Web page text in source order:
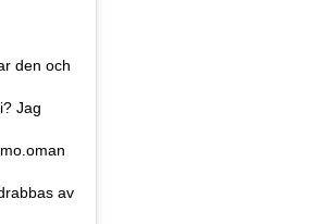
den och
Jag
av